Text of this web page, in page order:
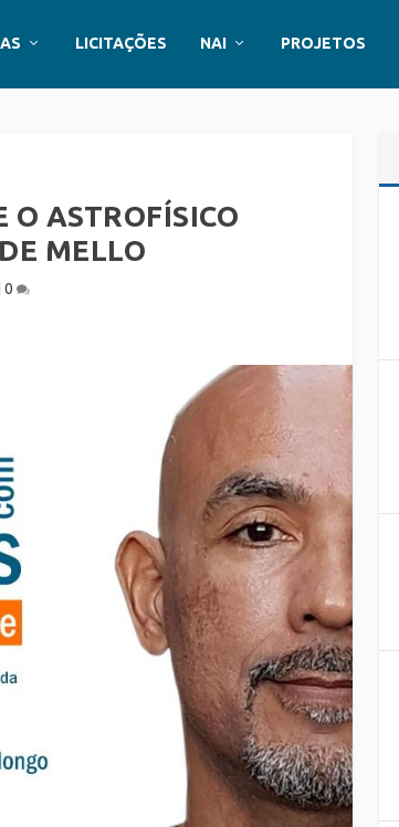
LICITAÇÕES NAI PROJETOS
O ASTROFÍSICO
MELLO
|0